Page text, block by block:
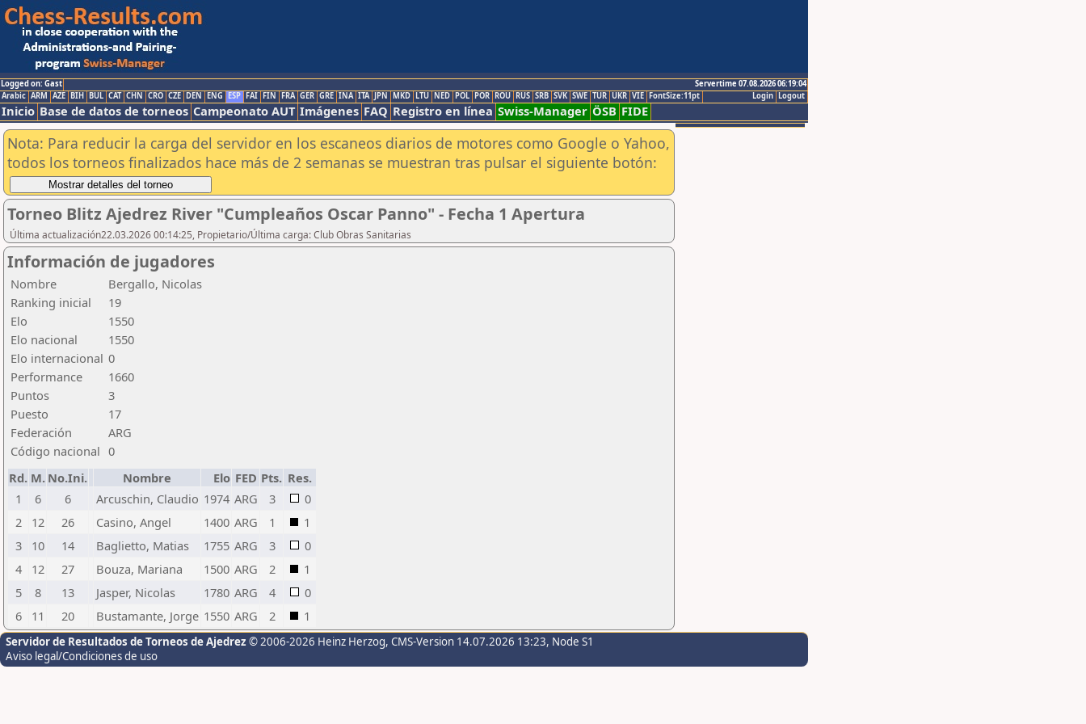
Logged on: Gast
Servertime 07.08.2026 06:19:04
Logout
Login
Arabic ARM AZE BIH BUL CAT CHN CRO CZE DEN ENG ESP FAI FIN FRA GER GRE INA ITA JPN MKD LTU NED POL POR ROU RUS SRB SVK SWE TUR UKR VIE FontSize:11pt
Inicio Base de datos de torneos Campeonato AUT Imágenes FAQ Registro en línea Swiss-Manager ÖSB FIDE
Nota: Para reducir la carga del servidor en los escaneos diarios de motores como Google o Yahoo,
todos los torneos finalizados hace más de 2 semanas se muestran tras pulsar el siguiente botón:
Torneo Blitz Ajedrez River "Cumpleaños Oscar Panno" - Fecha 1 Apertura
Última actualización22.03.2026 00:14:25, Propietario/Última carga: Club Obras Sanitarias
Información de jugadores
Nombre
Bergallo, Nicolas
Ranking inicial
19
Elo
1550
Elo nacional
1550
Elo internacional 0
Performance
1660
Puntos
3
Puesto
17
Federación
ARG
Código nacional 0
Rd. M. No.Ini. Nombre Elo FED Pts. Res.
1
6 6 Arcuschin, Claudio 1974 ARG 3
0
2
12 26 Casino, Angel 1400 ARG 1
1
3
10 14 Baglietto, Matias 1755 ARG 3
0
4
12 27 Bouza, Mariana 1500 ARG 2
1
5
8 13 Jasper, Nicolas 1780 ARG 4
0
6
11 20 Bustamante, Jorge 1550 ARG 2 1
Servidor de Resultados de Torneos de Ajedrez © 2006-2026 Heinz Herzog, CMS-Version 14.07.2026 13:23, Node S1
Aviso legal/Condiciones de uso